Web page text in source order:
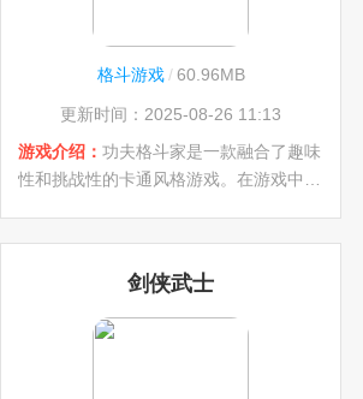
格斗游戏 / 60.96MB
更新时间：2025-08-26 11:13
游戏介绍：功夫格斗家是一款融合了趣味
性和挑战性的卡通风格游戏。在游戏中，
作体验，体验到真实的打击感。游戏提供
了多种风格独特的对手和关卡设计，让你
在战斗过程中不断超越自我。喜欢的不妨
剑侠武士